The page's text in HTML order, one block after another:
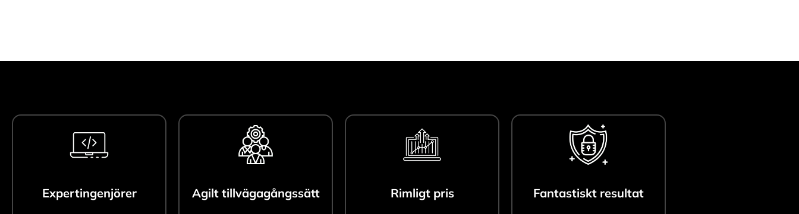
Expertingenjörer Agilt tillvägagångssätt Rimligt pris Fantastiskt resultat